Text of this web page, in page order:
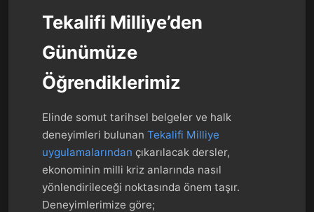
Tekalifi Milliye’den
Günümüze
Öğrendiklerimiz
Elinde somut tarihsel belgeler ve halk
deneyimleri bulunan Tekalifi Milliye
uygulamalarından çıkarılacak dersler,
ekonominin milli kriz anlarında nasıl
yönlendirileceği noktasında önem taşır.
Deneyimlerimize göre;